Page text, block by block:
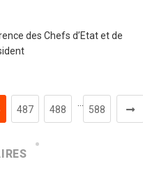
des Chefs d’Etat et de
487 488
…
588